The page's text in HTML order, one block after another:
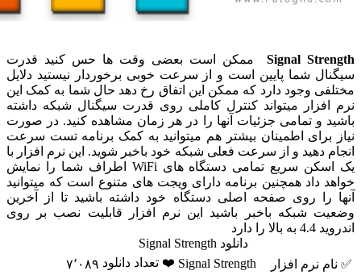
Signal ممکن است بعضی وقت ها حس کنید قدرت
شما پایین است و از سرعت خوبی برخوردار نیستید دلایل
وجود دارد که ممکن این اتفاق رخ دهد حال شما به کمک این
میتواند کنترل کاملی روی قدرت سیگنال شبکه داشته
و تمامی جزئیات آنها را در هر زمان مشاهده کنید. در صورت
اطمینان بیشتر هم میتوانید به کمک برنامه تست سرعت
دهید و از سرعت فعلی شبکه خود باخبر شوید. این نرم افزار با
یک اسکن سریع تمامی دستگاه های WiFi اطراف شما را نمایش
داد همچنین برنامه دارای ویجت های متنوع است که میتوانید
روی صفحه اصلی دستگاه خود داشته باشید تا از آخرین
شبکه باخبر باشید این نرم افزار قابلیت نصب بر روی
نرم افزار
Signal Strength ❤️ تعداد دانلود ۷٬۰۸۹